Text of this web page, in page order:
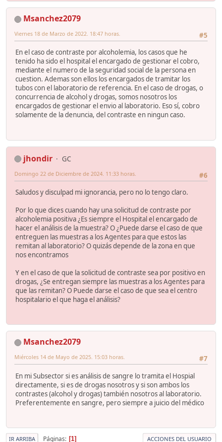
Msanchez2079
#5
Viernes 18 de Marzo de 2022. 18:47 horas.
En el caso de contraste por alcoholemia, los casos que he
tenido ha sido el hospital el encargado de gestionar el cobro,
mediante el numero de la seguridad social de la persona en
cuestion. Ademas son ellos los encargados de tramitar los
tubos con el laboratorio de referencia. En el caso de drogas, o
concurrencia de alcohol y drogas, somos nosotros los
encargados de gestionar el envio al laboratorio. Eso sí, cobro
solamente de la denuncia, del contraste en ningun caso.
jhondir
GC
#6
Domingo 22 de Diciembre de 2024. 11:33 horas.
Saludos y disculpad mi ignorancia, pero no lo tengo claro.
Por lo que dices cuando hay una solicitud de contraste por
alcoholemia positiva ¿Es siempre el Hospital el encargado de
hacer el análisis de la muestra? O ¿Puede darse el caso de que
entreguen las muestras a los Agentes para que estos las
remitan al laboratorio? O quizás depende de la zona en que
nos encontramos
Y en el caso de que la solicitud de contraste sea por positivo en
drogas, ¿Se entregan siempre las muestras a los Agentes para
que las remitan? O Puede darse el caso de que sea el centro
hospitalario el que haga el análisis?
Msanchez2079
#7
Miércoles 14 de Mayo de 2025. 15:03 horas.
En mi Subsector si es análisis de sangre lo tramita el Hospial
directamente, si es de drogas nosotros y si son ambos los
contrastes (alcohol y drogas) también nosotros al laboratorio.
Preferentemente en sangre, pero siempre a juicio del médico
IR ARRIBA Páginas 1 ACCIONES DEL USUARIO